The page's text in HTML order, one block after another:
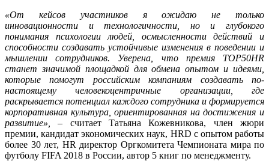
«От кейсов участников я ожидаю не только
инновационности и технологичности, но и глубокого
понимания психологии людей, осмысленности действий и
способности создавать устойчивые изменения в поведении и
мышлении сотрудников. Уверена, что премия TOP50HR
станет значимой площадкой для обмена опытом и идеями,
которые помогут российским компаниям создавать по-
настоящему человекоцентричные организации, где
раскрывается потенциал каждого сотрудника и формируется
корпоративная культура, ориентированная на достижения и
развитие»,
– считает Татьяна Кожевникова, член жюри
премии, кандидат экономических наук, HRD с опытом работы
более 30 лет, HR директор Оргкомитета Чемпионата мира по
футболу FIFA 2018 в России, автор 5 книг по менеджменту.